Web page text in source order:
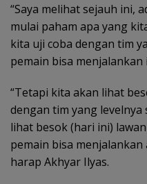
“Saya melihat sejauh ini,
mulai paham apa yang
kita uji coba dengan tim
pemain bisa
“Tetapi kita akan lihat
dengan tim yang levelnya
lihat besok (hari ini)
pemain bisa
harap Akhyar Ilyas.